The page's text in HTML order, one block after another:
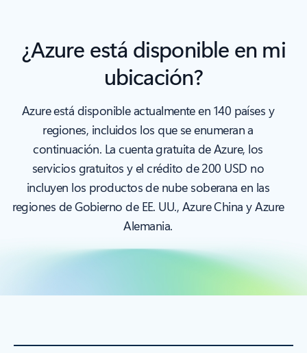
¿Azure está disponible en mi
ubicación?
Azure está disponible actualmente en 140 países y
regiones, incluidos los que se enumeran a
continuación. La cuenta gratuita de Azure, los
servicios gratuitos y el crédito de 200 USD no
incluyen los productos de nube soberana en las
regiones de Gobierno de EE. UU., Azure China y Azure
Alemania.